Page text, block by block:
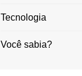
Tecnologia
Você sabia?